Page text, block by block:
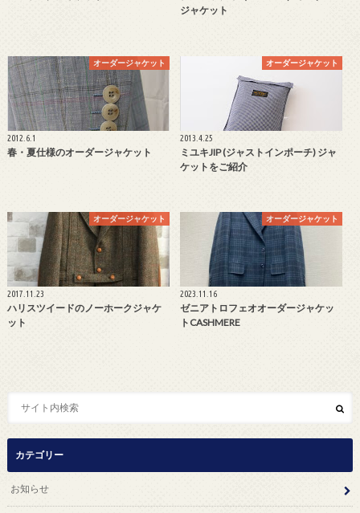
ジャケット
オーダージャケット
2012.6.1
春・夏仕様のオーダージャケット
オーダージャケット
2013.4.25
ミユキJIP (ジャストインポーチ) ジャ
ケットをご紹介
オーダージャケット
2017.11.23
ハリスツイードのノーホークジャケ
ット
オーダージャケット
2023.11.16
ゼニアトロフェオオーダージャケッ
トCASHMERE
カテゴリー
お知らせ